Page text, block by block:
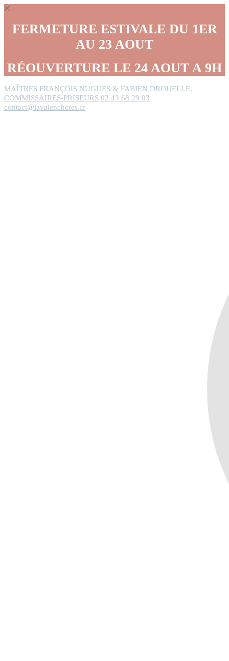
FERMETURE ESTIVALE DU 1ER
AU 23 AOUT
RÉOUVERTURE LE 24 AOUT A 9H
MAÎTRES FRANÇOIS NUGUES & FABIEN DROUELLE,
COMMISSAIRES-PRISEURS 02 43 68 29 03
contact@lavalencheres.fr
Panneau de gestion des cookies